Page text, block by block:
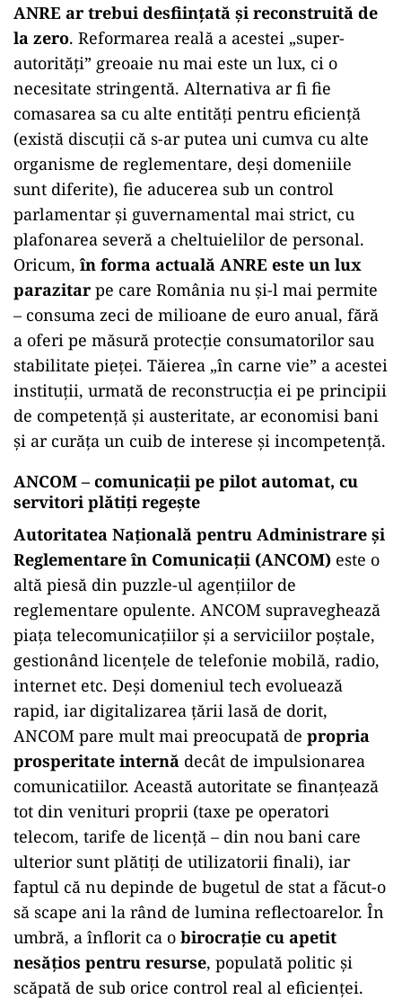
ANRE ar trebui desființată și reconstruită de
la zero. Reformarea reală a acestei „super-
autorități” greoaie nu mai este un lux, ci o
necesitate stringentă. Alternativa ar fi fie
comasarea sa cu alte entități pentru eficiență
(există discuții că s-ar putea uni cumva cu alte
organisme de reglementare, deși domeniile
sunt diferite), fie aducerea sub un control
parlamentar și guvernamental mai strict, cu
plafonarea severă a cheltuielilor de personal.
Oricum, în forma actuală ANRE este un lux
parazitar pe care România nu și-l mai permite
– consuma zeci de milioane de euro anual, fără
a oferi pe măsură protecție consumatorilor sau
stabilitate pieței. Tăierea „în carne vie” a acestei
instituții, urmată de reconstrucția ei pe principii
de competență și austeritate, ar economisi bani
și ar curăța un cuib de interese și incompetență.
ANCOM – comunicații pe pilot automat, cu
servitori plătiți regește
Autoritatea Națională pentru Administrare și
Reglementare în Comunicații (ANCOM) este o
altă piesă din puzzle-ul agențiilor de
reglementare opulente. ANCOM supraveghează
piața telecomunicațiilor și a serviciilor poștale,
gestionând licențele de telefonie mobilă, radio,
internet etc. Deși domeniul tech evoluează
rapid, iar digitalizarea țării lasă de dorit,
ANCOM pare mult mai preocupată de propria
prosperitate internă decât de impulsionarea
comunicatiilor. Această autoritate se finanțează
tot din venituri proprii (taxe pe operatori
telecom, tarife de licență – din nou bani care
ulterior sunt plătiți de utilizatorii finali), iar
faptul că nu depinde de bugetul de stat a făcut-o
să scape ani la rând de lumina reflectoarelor. În
umbră, a înflorit ca o birocrație cu apetit
nesățios pentru resurse, populată politic și
scăpată de sub orice control real al eficienței.